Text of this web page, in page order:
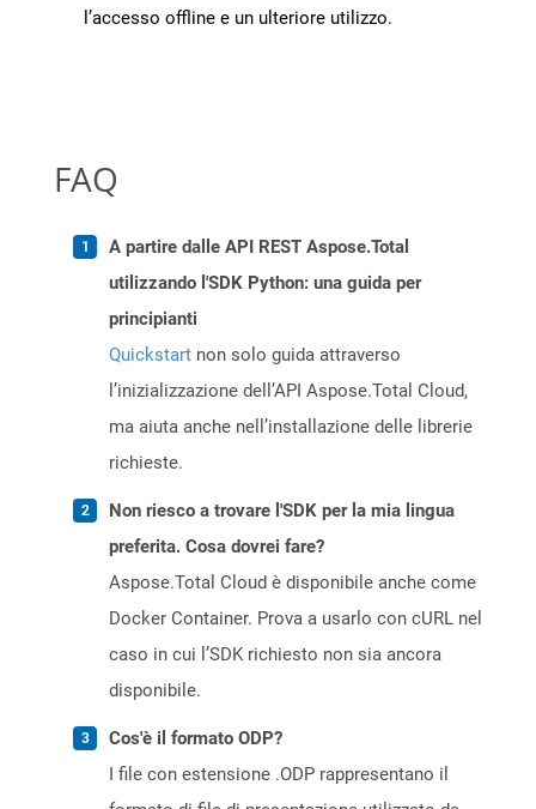
l’accesso offline e un ulteriore utilizzo.
FAQ
A partire dalle API REST Aspose.Total
utilizzando l'SDK Python: una guida per
principianti
Quickstart non solo guida attraverso
l’inizializzazione dell’API Aspose.Total Cloud,
ma aiuta anche nell’installazione delle librerie
richieste.
Non riesco a trovare l'SDK per la mia lingua
preferita. Cosa dovrei fare?
Aspose.Total Cloud è disponibile anche come
Docker Container. Prova a usarlo con cURL nel
caso in cui l’SDK richiesto non sia ancora
disponibile.
Cos'è il formato ODP?
I file con estensione .ODP rappresentano il